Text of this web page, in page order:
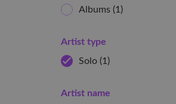
Albums (1)
Artist type
Solo (1)
Artist name